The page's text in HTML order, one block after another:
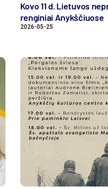
Kovo 11 d. Lietuvos
renginiai Anykščiuose
2026-05-25